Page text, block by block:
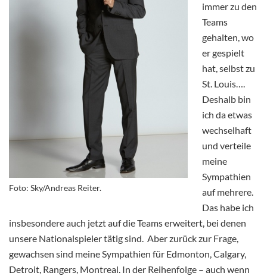
Foto: Sky/Andreas Reiter.
immer zu den
Teams
gehalten, wo
er gespielt
hat, selbst zu
St. Louis….
Deshalb bin
ich da etwas
wechselhaft
und verteile
meine
Sympathien
auf mehrere.
Das habe ich
insbesondere auch jetzt auf die Teams erweitert, bei denen
unsere Nationalspieler tätig sind. Aber zurück zur Frage,
gewachsen sind meine Sympathien für Edmonton, Calgary,
Detroit, Rangers, Montreal. In der Reihenfolge – auch wenn